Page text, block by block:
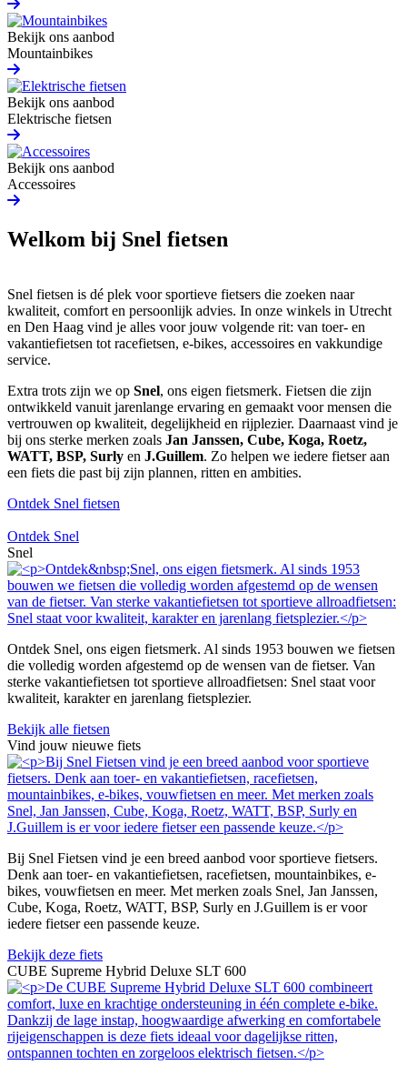
Bekijk ons aanbod
Mountainbikes
Bekijk ons aanbod
Elektrische fietsen
Bekijk ons aanbod
Accessoires
Welkom bij Snel fietsen
Snel fietsen is dé plek voor sportieve fietsers die zoeken naar
kwaliteit, comfort en persoonlijk advies. In onze winkels in Utrecht
en Den Haag vind je alles voor jouw volgende rit: van toer- en
vakantiefietsen tot racefietsen, e-bikes, accessoires en vakkundige
service.
Extra trots zijn we op Snel, ons eigen fietsmerk. Fietsen die zijn
ontwikkeld vanuit jarenlange ervaring en gemaakt voor mensen die
vertrouwen op kwaliteit, degelijkheid en rijplezier. Daarnaast vind je
bij ons sterke merken zoals Jan Janssen, Cube, Koga, Roetz,
WATT, BSP, Surly en J.Guillem. Zo helpen we iedere fietser aan
een fiets die past bij zijn plannen, ritten en ambities.
Ontdek Snel fietsen
Ontdek Snel
Snel
Ontdek Snel, ons eigen fietsmerk. Al sinds 1953 bouwen we fietsen
die volledig worden afgestemd op de wensen van de fietser. Van
sterke vakantiefietsen tot sportieve allroadfietsen: Snel staat voor
kwaliteit, karakter en jarenlang fietsplezier.
Bekijk alle fietsen
Vind jouw nieuwe fiets
Bij Snel Fietsen vind je een breed aanbod voor sportieve fietsers.
Denk aan toer- en vakantiefietsen, racefietsen, mountainbikes, e-
bikes, vouwfietsen en meer. Met merken zoals Snel, Jan Janssen,
Cube, Koga, Roetz, WATT, BSP, Surly en J.Guillem is er voor
iedere fietser een passende keuze.
Bekijk deze fiets
CUBE Supreme Hybrid Deluxe SLT 600